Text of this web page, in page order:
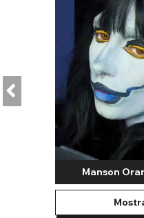
nuovo look occhi distintivo,
trovarlo: con centinaia di
un momento migliore per
Lenti a contatto per i
Lenti a contatto per i
presentano un arcobaleno di
sangue cremisi alle tonalità
gamma di lenti è perfetta se
Qualunque sia il colore
preferito, siamo sicuri che ce
forma stessa dei tuoi occhi,
occhio di gatto. Con una
aspetto felino o rettiliano,
Manson